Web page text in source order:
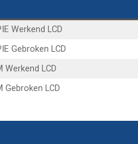
Werkend LCD
Gebroken LCD
Werkend LCD
Gebroken LCD